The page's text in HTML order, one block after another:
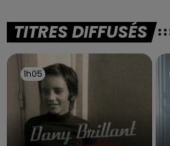
TITRES DIFFUSÉS
1h05
1h05